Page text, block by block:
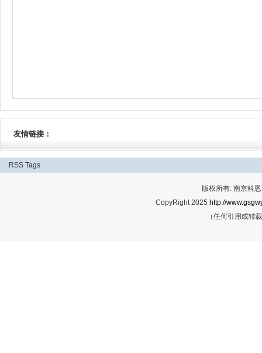
友情链接：
RSS Tags
版权所有: 南京科
CopyRight 2025 http://
（任何引用或转